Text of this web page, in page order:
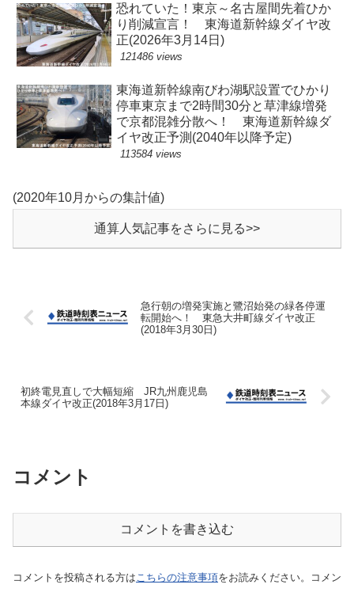
恐れていた！東京～名古屋間先着ひか
り削減宣言！ 東海道新幹線ダイヤ改
正(2026年3月14日)
121486 views
東海道新幹線南びわ湖駅設置でひかり
停車東京まで2時間30分と草津線増発
で京都混雑分散へ！ 東海道新幹線ダ
イヤ改正予測(2040年以降予定)
113584 views
(2020年10月からの集計値)
通算人気記事をさらに見る>>
急行朝の増発実施と鷺沼始発の緑各停運
転開始へ！ 東急大井町線ダイヤ改正
(2018年3月30日)
初終電見直しで大幅短縮 JR九州鹿児島
本線ダイヤ改正(2018年3月17日)
コメント
コメントを書き込む
コメントを投稿される方は こちらの注意事項をお読みください。コメン